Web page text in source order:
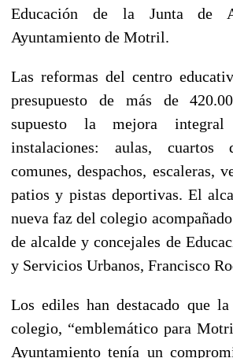
Educación de la Junta de
Ayuntamiento de Motril.
Las reformas del centro
presupuesto de más de
supuesto la mejora
instalaciones: aulas, cuartos
comunes, despachos, escaleras,
patios y pistas deportivas. El
nueva faz del colegio
de alcalde y concejales de
y Servicios Urbanos, Francisco
Los ediles han destacado que
colegio, “emblemático para
Ayuntamiento tenía un